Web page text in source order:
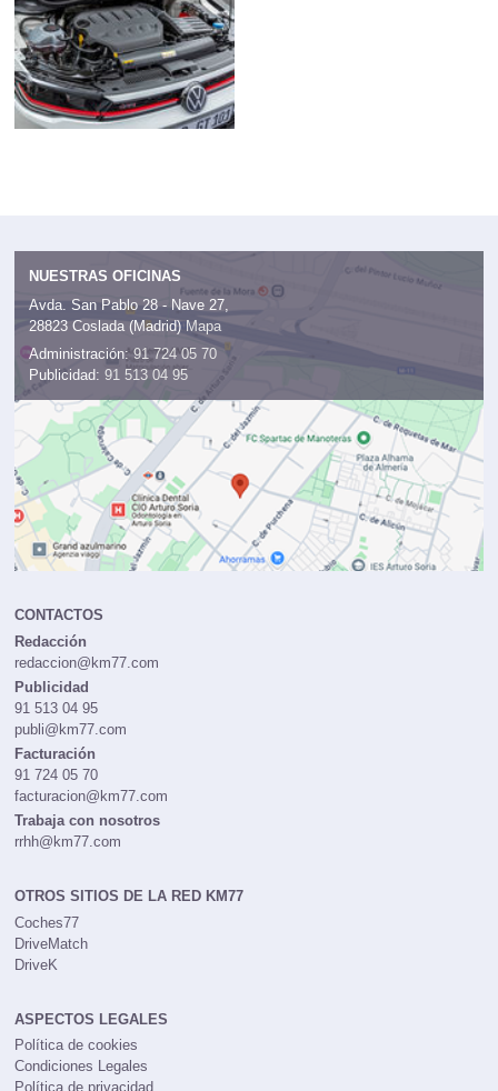
NUESTRAS OFICINAS
Avda. San Pablo 28 - Nave 27,
28823 Coslada (Madrid) Mapa
Administración: 91 724 05 70
Publicidad: 91 513 04 95
CONTACTOS
Redacción
redaccion@km77.com
Publicidad
91 513 04 95
publi@km77.com
Facturación
91 724 05 70
facturacion@km77.com
Trabaja con nosotros
rrhh@km77.com
OTROS SITIOS DE LA RED KM77
Coches77
DriveMatch
DriveK
ASPECTOS LEGALES
Política de cookies
Condiciones Legales
Política de privacidad